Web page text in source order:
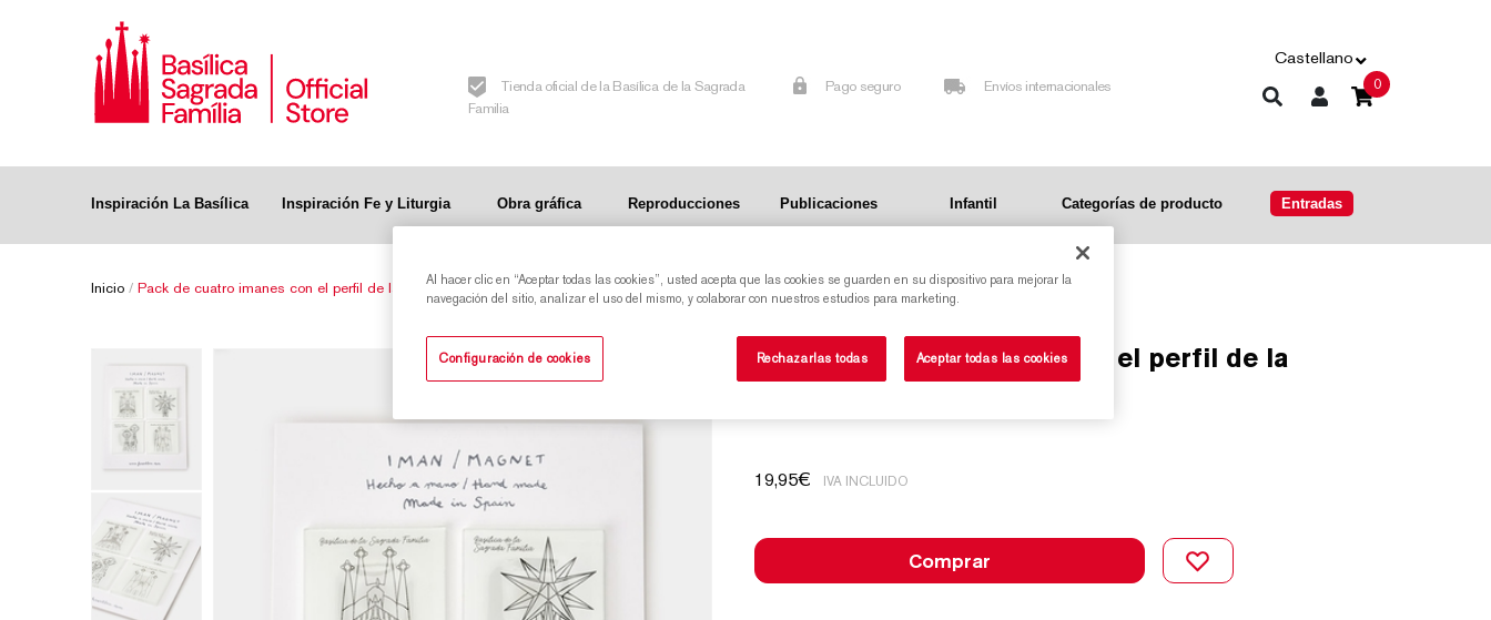
Tienda oficial de la Basílica de la Sagrada
Familia
Pago seguro Envíos internacionales
Castellano
0
Inspiración La Basílica Inspiración Fe y Liturgia Obra gráfica Reproducciones Publicaciones Infantil Categorías de producto Entradas
Inicio / Pack de cuatro imanes con el perfil de la Sagrada Familia
Pack de cuatro imanes con el perfil de la
Sagrada Familia
19,95€ IVA INCLUIDO
Comprar
Al hacer clic en “Aceptar todas las cookies”, usted acepta que las cookies se guarden en su dispositivo para mejorar la
navegación del sitio, analizar el uso del mismo, y colaborar con nuestros estudios para marketing.
Configuración de cookies Rechazarlas todas Aceptar todas las cookies